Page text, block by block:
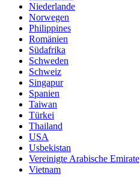
Niederlande
Norwegen
Philippines
Romänien
Südafrika
Schweden
Schweiz
Singapur
Spanien
Taiwan
Türkei
Thailand
USA
Usbekistan
Vereinigte Arabische Emirate
Vietnam